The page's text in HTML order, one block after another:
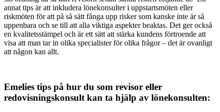
annat tips är att inkludera lönekonsulter i uppstartsmöten eller
riskmöten för att på så sätt fånga upp risker som kanske inte är så
uppenbara och se till att alla viktiga aspekter beaktas. Det ger också
en kvalitetsstämpel och är ett sätt att stärka kundens förtroende att
visa att man tar in olika specialister för olika frågor – det är ovanligt
att någon kan allt.
Emelies tips på hur du som revisor eller
redovisningskonsult kan ta hjälp av lönekonsulten: